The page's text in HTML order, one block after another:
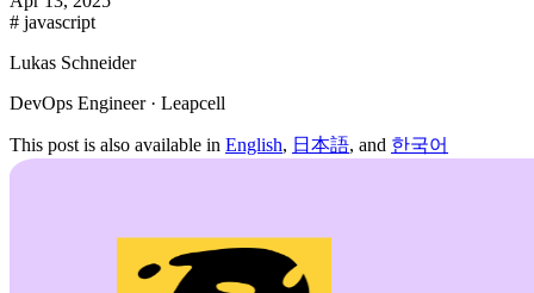
# javascript
Lukas Schneider
DevOps Engineer · Leapcell
This post is also available in English, 日本語, and 한국어